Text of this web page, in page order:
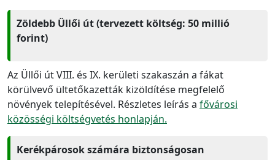
Zöldebb Üllői út (tervezett költség: 50 millió
forint)
Az Üllői út VIII. és IX. kerületi szakaszán a fákat
körülvevő ültetőkazetták kizöldítése megfelelő
növények telepítésével. Részletes leírás a fővárosi
közösségi költségvetés honlapján.
Kerékpárosok számára biztonságosan